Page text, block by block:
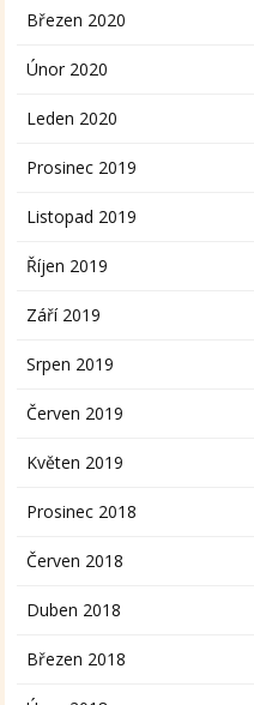
Březen 2020
Únor 2020
Leden 2020
Prosinec 2019
Listopad 2019
Říjen 2019
Září 2019
Srpen 2019
Červen 2019
Květen 2019
Prosinec 2018
Červen 2018
Duben 2018
Březen 2018